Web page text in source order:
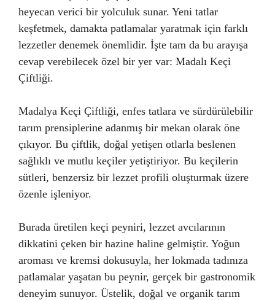
heyecan verici bir yolculuk sunar. Yeni tatlar
keşfetmek, damakta patlamalar yaratmak için farklı
lezzetler denemek önemlidir. İşte tam da bu arayışa
cevap verebilecek özel bir yer var: Madalı Keçi
Çiftliği.
Madalya Keçi Çiftliği, enfes tatlara ve sürdürülebilir
tarım prensiplerine adanmış bir mekan olarak öne
çıkıyor. Bu çiftlik, doğal yetişen otlarla beslenen
sağlıklı ve mutlu keçiler yetiştiriyor. Bu keçilerin
sütleri, benzersiz bir lezzet profili oluşturmak üzere
özenle işleniyor.
Burada üretilen keçi peyniri, lezzet avcılarının
dikkatini çeken bir hazine haline gelmiştir. Yoğun
aroması ve kremsi dokusuyla, her lokmada tadınıza
patlamalar yaşatan bu peynir, gerçek bir gastronomik
deneyim sunuyor. Üstelik, doğal ve organik tarım